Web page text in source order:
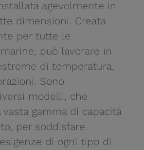
agevolmente in
dimensioni. Creata
per tutte le
può lavorare in
di temperatura,
Sono
modelli, che
gamma di capacità
per soddisfare
di ogni tipo di